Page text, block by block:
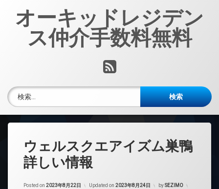
オーキッドレジデン
ス仲介手数料無料
RSS
検索:
ウェルスクエアイズム巣鴨
詳しい情報
Posted on 2023年8月22日 Updated on 2023年8月24日 bySEZIMO